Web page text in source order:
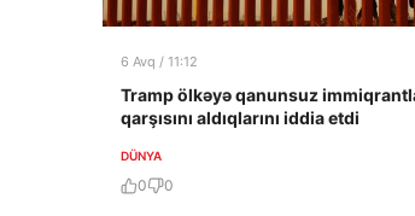
6 Avq / 11:12
Tramp ölkəyə qanunsuz
qarşısını aldıqlarını iddia etdi
DÜNYA
0 0